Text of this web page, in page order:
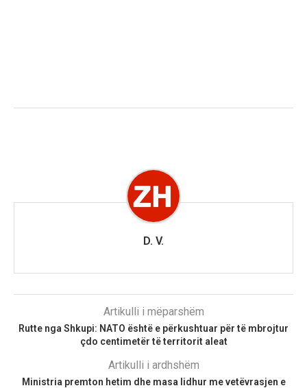
D. V.
Artikulli i mëparshëm
Rutte nga Shkupi: NATO është e përkushtuar për të mbrojtur
çdo centimetër të territorit aleat
Artikulli i ardhshëm
Ministria premton hetim dhe masa lidhur me vetëvrasjen e